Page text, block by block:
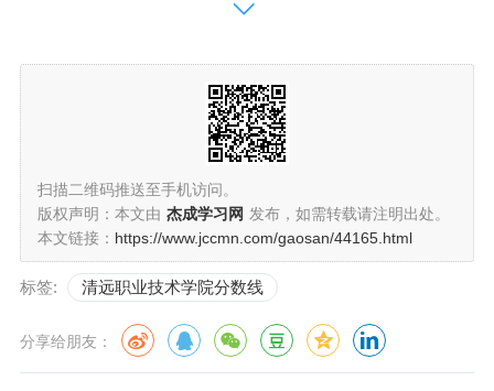
清远职业技术学院录取线如下：2021年录取最低分数：12
排位：44155。2019年录取最低分数：111；最低排位：4
8661。2018年录取最低分数：220；最低排位：17443。
清远职业技术学院录取线
1、清远职业技术学院录取线2023：清远职业技术学院202
3年（普通类专科批）最低录取分数分别为：物理类437
分、历史类428分。清远职业技术学院是经广东省人民政府
批准、中华人民共和国教育部备案的全日制普通高等职业
扫描二维码推送至手机访问。
版权声明：本文由 杰成学习网 发布，如需转载请注明出处。
本文链接： https://www.jccmn.com/gaosan/44165.html
标签: 清远职业技术学院分数线
分享给朋友：